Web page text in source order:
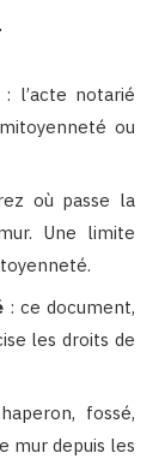
l’acte notarié
ou
où passe la
Une limite
: ce document,
les droits de
fossé,
mur depuis les